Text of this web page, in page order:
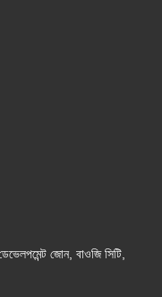
জোন, বাওজি সিটি,